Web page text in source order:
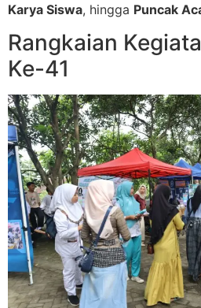
Karya Siswa, hingga Puncak
Rangkaian
Ke-41